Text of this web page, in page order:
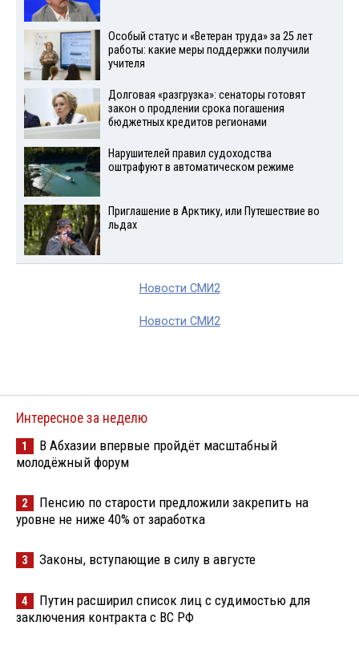
Особый статус и «Ветеран труда» за 25 лет
работы: какие меры поддержки получили
учителя
Долговая «разгрузка»: сенаторы готовят
закон о продлении срока погашения
бюджетных кредитов регионами
Нарушителей правил судоходства
оштрафуют в автоматическом режиме
Приглашение в Арктику, или Путешествие во
льдах
Новости СМИ2
Новости СМИ2
Интересное за неделю
1
В Абхазии впервые пройдёт масштабный
молодёжный форум
2
Пенсию по старости предложили закрепить на
уровне не ниже 40% от заработка
3 Законы, вступающие в силу в августе
4
Путин расширил список лиц с судимостью для
заключения контракта с ВС РФ